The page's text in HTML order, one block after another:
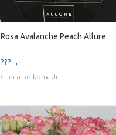
Rosa Avalanche Peach Allure
??? -,--
Cijena po komadu